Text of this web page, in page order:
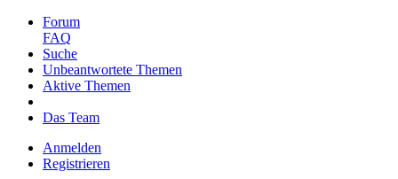
Forum
FAQ
Suche
Unbeantwortete Themen
Aktive Themen
Das Team
Anmelden
Registrieren